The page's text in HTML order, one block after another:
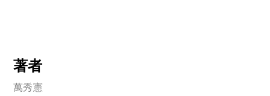
著者
萬秀憲